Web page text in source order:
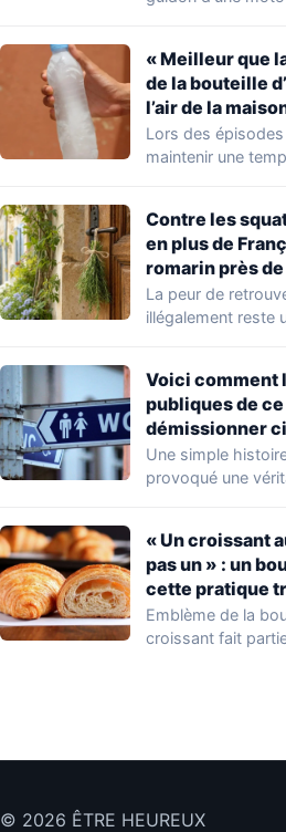
« Meilleur que
de la bouteille
l’air de la
Lors des
maintenir une
Contre les
en plus de
romarin près
La peur de
illégalement reste
Voici comment
publiques de
démissionner
coûté près de
Une simple
provoqué une
« Un croissant
pas un » : un
cette pratique
certaines
Emblème de la
croissant fait
© 2026 ÊTRE HEUREUX